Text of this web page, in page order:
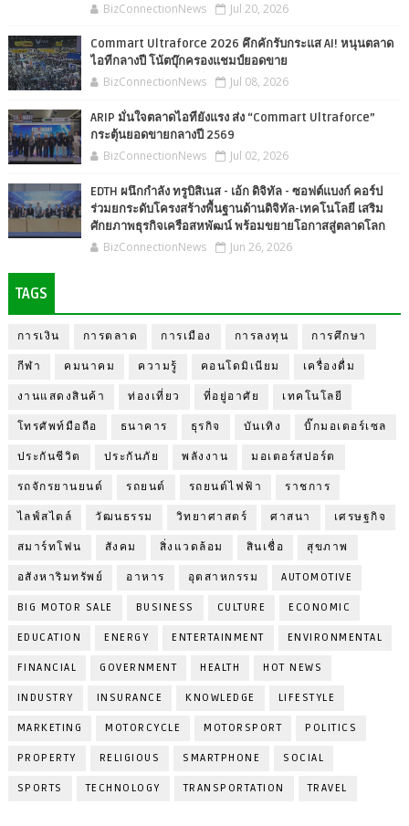
BizConnectionNews Jul 20, 2026
Commart Ultraforce 2026 คึกคักรับกระแส AI! หนุนตลาด
ไอทีกลางปี โน้ตบุ๊กครองแชมป์ยอดขาย
BizConnectionNews Jul 08, 2026
ARIP มั่นใจตลาดไอทียังแรง ส่ง “Commart Ultraforce”
กระตุ้นยอดขายกลางปี 2569
BizConnectionNews Jul 02, 2026
EDTH ผนึกกำลัง ทรูบิสิเนส - เอ้ก ดิจิทัล - ซอฟต์แบงก์ คอร์ป
ร่วมยกระดับโครงสร้างพื้นฐานด้านดิจิทัล-เทคโนโลยี เสริม
ศักยภาพธุรกิจเครือสหพัฒน์ พร้อมขยายโอกาสสู่ตลาดโลก
BizConnectionNews Jun 26, 2026
TAGS
การเงิน การตลาด การเมือง การลงทุน การศึกษา
กีฬา คมนาคม ความรู้ คอนโดมิเนียม เครื่องดื่ม
งานแสดงสินค้า ท่องเที่ยว ที่อยู่อาศัย เทคโนโลยี
โทรศัพท์มือถือ ธนาคาร ธุรกิจ บันเทิง บิ๊กมอเตอร์เซล
ประกันชีวิต ประกันภัย พลังงาน มอเตอร์สปอร์ต
รถจักรยานยนต์ รถยนต์ รถยนต์ไฟฟ้า ราชการ
ไลฟ์สไตล์ วัฒนธรรม วิทยาศาสตร์ ศาสนา เศรษฐกิจ
สมาร์ทโฟน สังคม สิ่งแวดล้อม สินเชื่อ สุขภาพ
อสังหาริมทรัพย์ อาหาร อุตสาหกรรม AUTOMOTIVE
BIG MOTOR SALE BUSINESS CULTURE ECONOMIC
EDUCATION ENERGY ENTERTAINMENT ENVIRONMENTAL
FINANCIAL GOVERNMENT HEALTH HOT NEWS
INDUSTRY INSURANCE KNOWLEDGE LIFESTYLE
MARKETING MOTORCYCLE MOTORSPORT POLITICS
PROPERTY RELIGIOUS SMARTPHONE SOCIAL
SPORTS TECHNOLOGY TRANSPORTATION TRAVEL